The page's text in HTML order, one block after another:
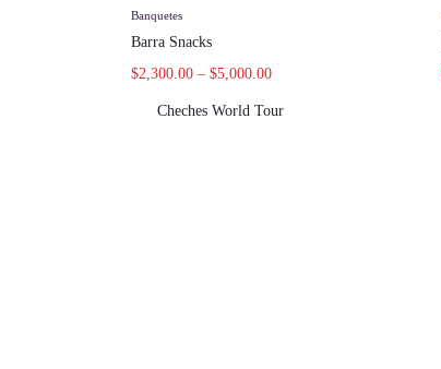
Banquetes
Barra Snacks
$2,300.00 – $5,000.00
Cheches World Tour